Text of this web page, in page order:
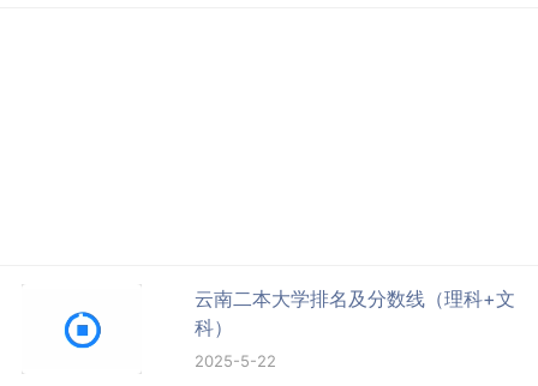
云南二本大学排名及分数线（理科+文
科）
2025-5-22